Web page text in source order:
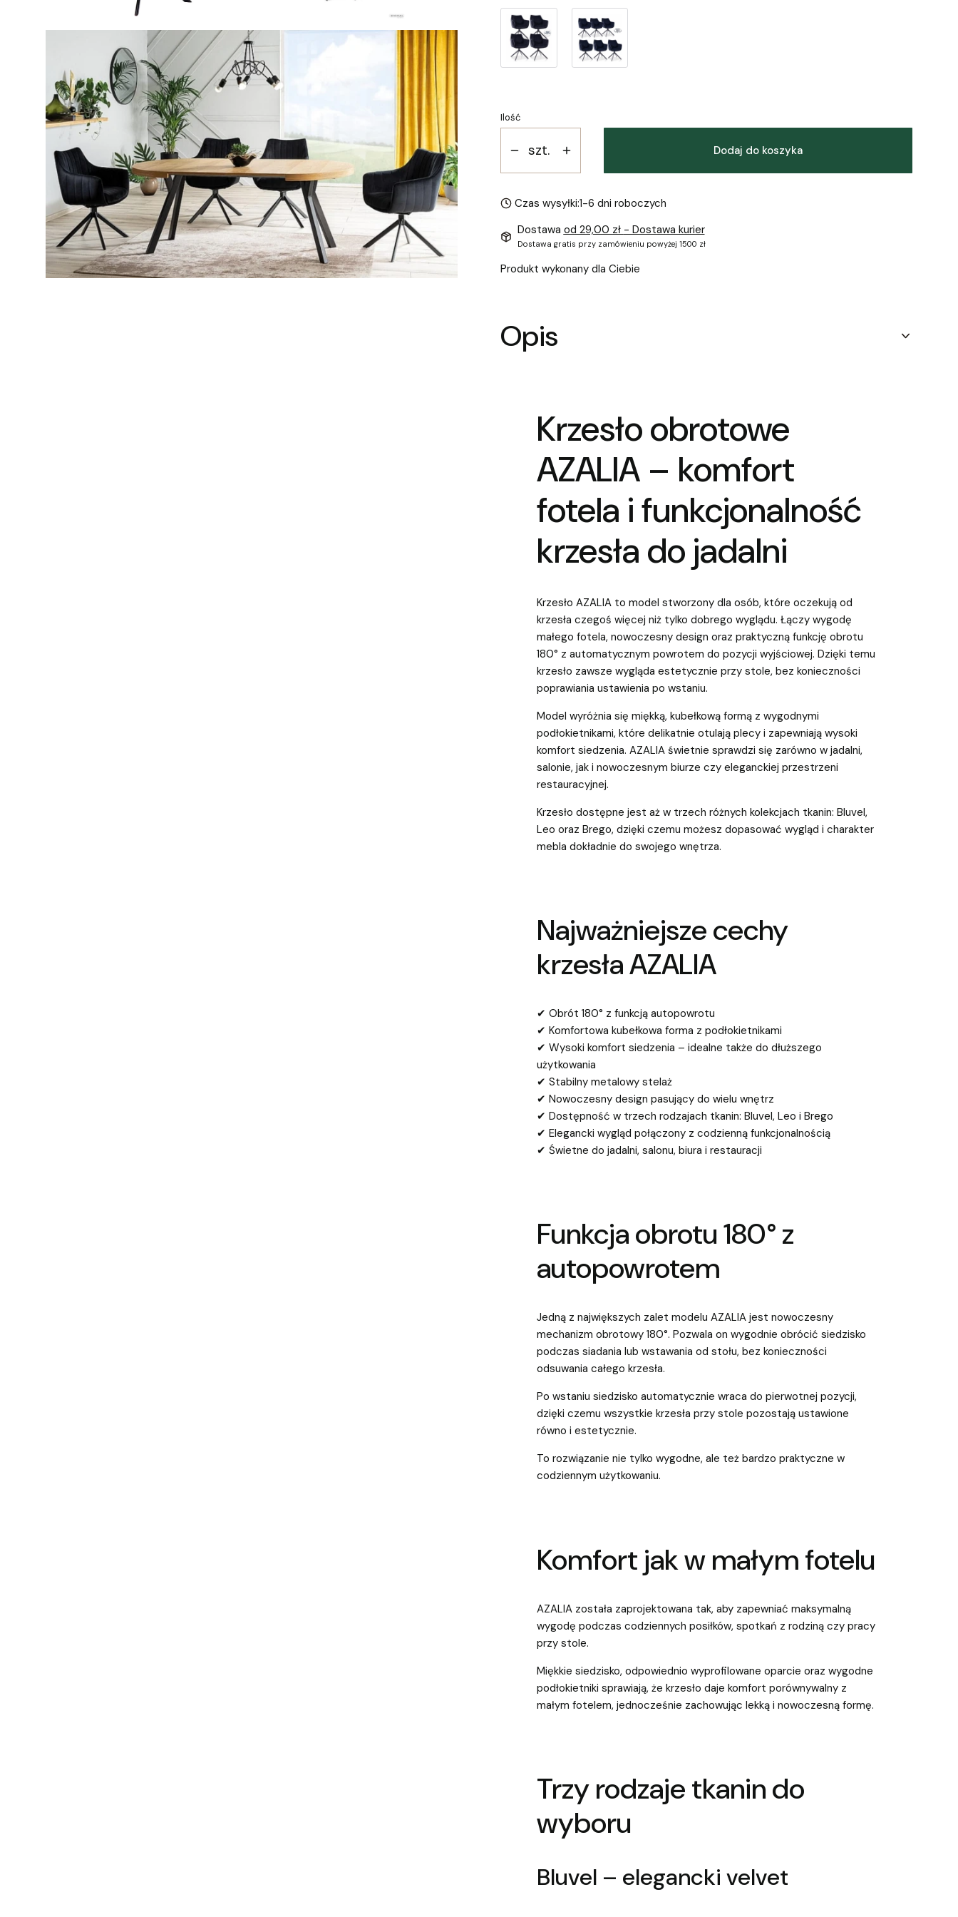
Ilość
szt. Dodaj do koszyka
Czas wysyłki:1-6 dni roboczych
Dostawa od 29,00 zł - Dostawa kurier
Dostawa gratis przy zamówieniu powyżej 1500 zł
Produkt wykonany dla Ciebie
Opis
Krzesło obrotowe
AZALIA – komfort
fotela i funkcjonalność
krzesła do jadalni
Krzesło AZALIA to model stworzony dla osób, które oczekują od
krzesła czegoś więcej niż tylko dobrego wyglądu. Łączy wygodę
małego fotela, nowoczesny design oraz praktyczną funkcję obrotu
180° z automatycznym powrotem do pozycji wyjściowej. Dzięki temu
krzesło zawsze wygląda estetycznie przy stole, bez konieczności
poprawiania ustawienia po wstaniu.
Model wyróżnia się miękką, kubełkową formą z wygodnymi
podłokietnikami, które delikatnie otulają plecy i zapewniają wysoki
komfort siedzenia. AZALIA świetnie sprawdzi się zarówno w jadalni,
salonie, jak i nowoczesnym biurze czy eleganckiej przestrzeni
restauracyjnej.
Krzesło dostępne jest aż w trzech różnych kolekcjach tkanin: Bluvel,
Leo oraz Brego, dzięki czemu możesz dopasować wygląd i charakter
mebla dokładnie do swojego wnętrza.
Najważniejsze cechy
krzesła AZALIA
✔ Obrót 180° z funkcją autopowrotu
✔ Komfortowa kubełkowa forma z podłokietnikami
✔ Wysoki komfort siedzenia – idealne także do dłuższego
użytkowania
✔ Stabilny metalowy stelaż
✔ Nowoczesny design pasujący do wielu wnętrz
✔ Dostępność w trzech rodzajach tkanin: Bluvel, Leo i Brego
✔ Elegancki wygląd połączony z codzienną funkcjonalnością
✔ Świetne do jadalni, salonu, biura i restauracji
Funkcja obrotu 180° z
autopowrotem
Jedną z największych zalet modelu AZALIA jest nowoczesny
mechanizm obrotowy 180°. Pozwala on wygodnie obrócić siedzisko
podczas siadania lub wstawania od stołu, bez konieczności
odsuwania całego krzesła.
Po wstaniu siedzisko automatycznie wraca do pierwotnej pozycji,
dzięki czemu wszystkie krzesła przy stole pozostają ustawione
równo i estetycznie.
To rozwiązanie nie tylko wygodne, ale też bardzo praktyczne w
codziennym użytkowaniu.
Komfort jak w małym fotelu
AZALIA została zaprojektowana tak, aby zapewniać maksymalną
wygodę podczas codziennych posiłków, spotkań z rodziną czy pracy
przy stole.
Miękkie siedzisko, odpowiednio wyprofilowane oparcie oraz wygodne
podłokietniki sprawiają, że krzesło daje komfort porównywalny z
małym fotelem, jednocześnie zachowując lekką i nowoczesną formę.
Trzy rodzaje tkanin do
wyboru
Bluvel – elegancki velvet